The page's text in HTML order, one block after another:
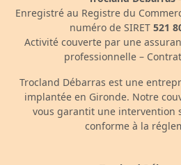
Enregistré au Registre du
numéro de SIRET 521
Activité couverte par une
professionnelle –
Trocland Débarras est une
implantée en Gironde. Notre
vous garantit une intervention
conforme à la